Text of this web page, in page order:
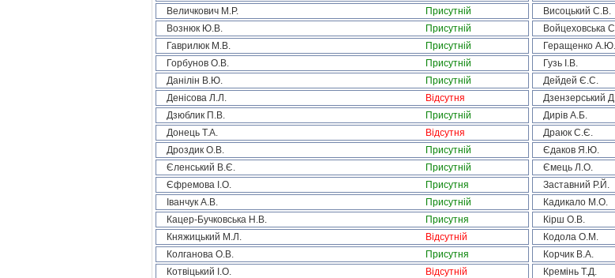
Величкович М.Р.
Присутній Висоцький С.В.
Вознюк Ю.В.
Присутній Войцеховська
Гаврилюк М.В.
Присутній Геращенко А.Ю.
Горбунов О.В.
Присутній Гузь І.В.
Данілін В.Ю.
Присутній Дейдей Є.С.
Денісова Л.Л.
Відсутня Дзензерський
Дзюблик П.В.
Присутній Дирів А.Б.
Донець Т.А.
Відсутня Драюк С.Є.
Дроздик О.В.
Присутній Єдаков Я.Ю.
Єленський В.Є.
Присутній Ємець Л.О.
Єфремова І.О.
Присутня Заставний Р.Й.
Іванчук А.В.
Присутній Кадикало М.О.
Кацер-Бучковська Н.В.
Присутня Кірш О.В.
Княжицький М.Л.
Відсутній Кодола О.М.
Колганова О.В.
Присутня Корчик В.А.
Котвіцький І.О.
Відсутній Кремінь Т.Д.